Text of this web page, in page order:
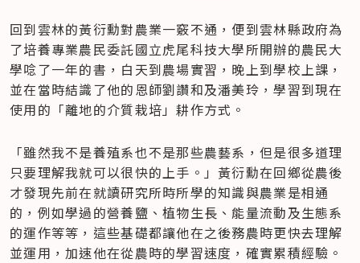
回到雲林的黃衍勳對農業一竅不通，便到雲林縣政府為
了培養專業農民委託國立虎尾科技大學所開辦的農民大
學唸了一年的書，白天到農場實習，晚上到學校上課，
並在當時結識了他的恩師劉讚和及潘美玲，學習到現在
使用的「離地的介質栽培」耕作方式。
「雖然我不是養殖系也不是那些農藝系，但是很多道理
只要理解我就可以很快的上手。」黃衍勳在回鄉從農後
才發現先前在就讀研究所時所學的知識與農業是相通
的，例如學過的營養鹽、植物生長、能量流動及生態系
的運作等等，這些基礎都讓他在之後務農時更快去理解
並運用，加速他在從農時的學習速度，確實累積經驗。